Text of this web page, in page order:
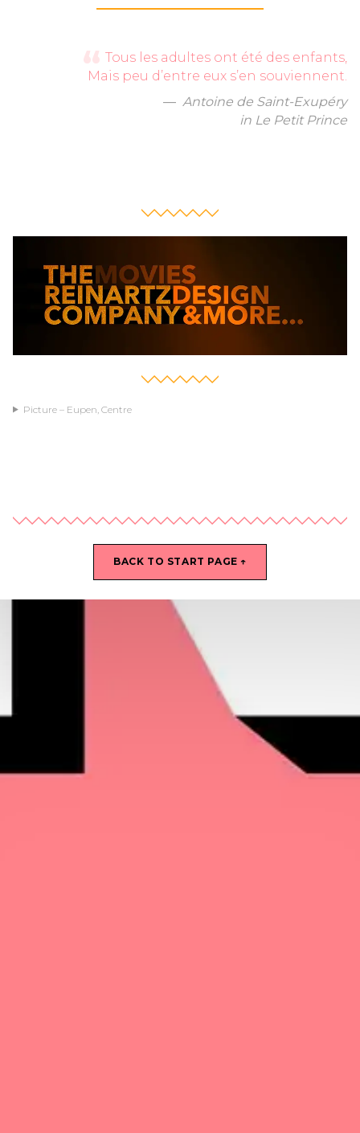
Tous les adultes ont été des enfants,
Mais peu d’entre eux s’en souviennent.
Antoine de Saint-Exupéry
in Le Petit Prince
Picture – Eupen, Centre
BACK TO START PAGE ↑